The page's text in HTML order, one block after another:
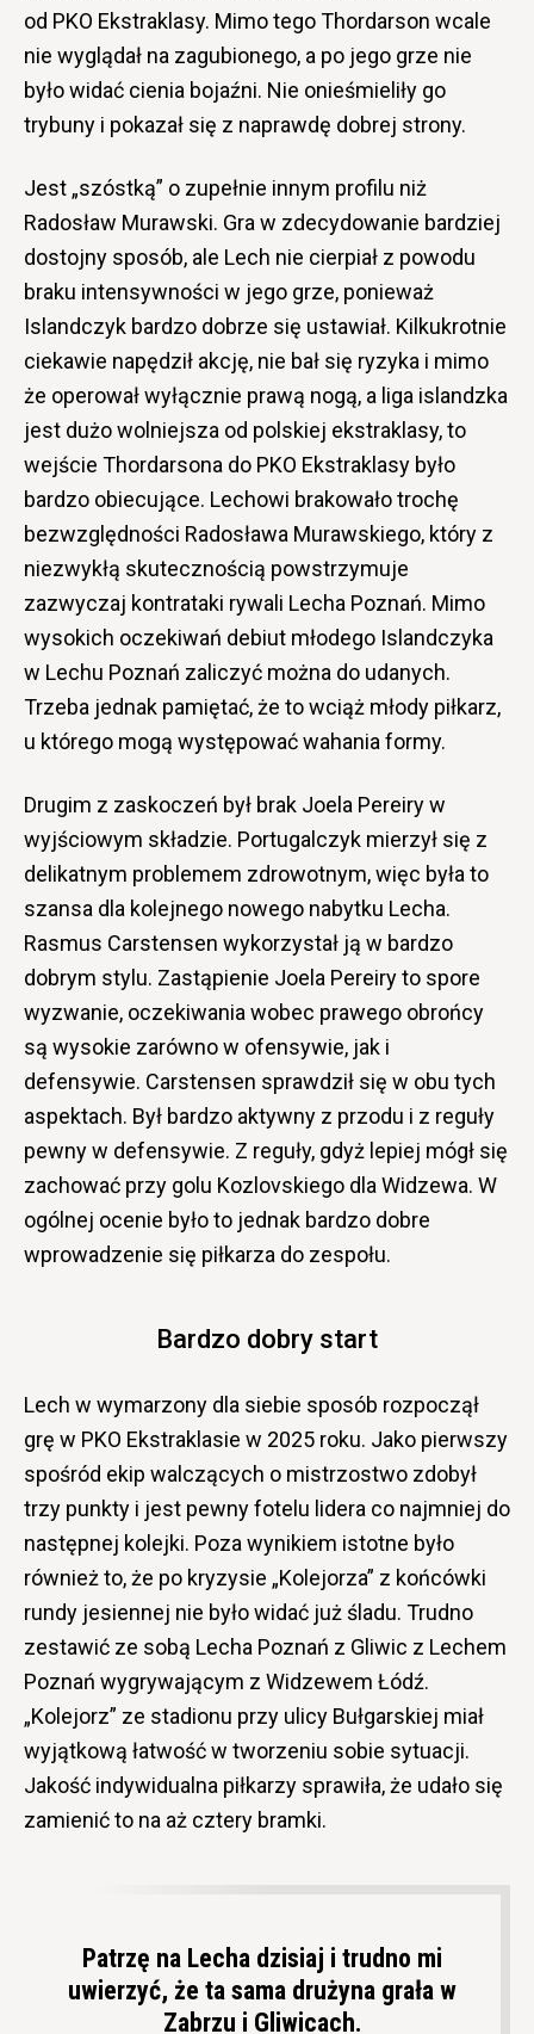
od PKO Ekstraklasy. Mimo tego Thordarson wcale
nie wyglądał na zagubionego, a po jego grze nie
było widać cienia bojaźni. Nie onieśmieliły go
trybuny i pokazał się z naprawdę dobrej strony.
Jest „szóstką” o zupełnie innym profilu niż
Radosław Murawski. Gra w zdecydowanie bardziej
dostojny sposób, ale Lech nie cierpiał z powodu
braku intensywności w jego grze, ponieważ
Islandczyk bardzo dobrze się ustawiał. Kilkukrotnie
ciekawie napędził akcję, nie bał się ryzyka i mimo
że operował wyłącznie prawą nogą, a liga islandzka
jest dużo wolniejsza od polskiej ekstraklasy, to
wejście Thordarsona do PKO Ekstraklasy było
bardzo obiecujące. Lechowi brakowało trochę
bezwzględności Radosława Murawskiego, który z
niezwykłą skutecznością powstrzymuje
zazwyczaj kontrataki rywali Lecha Poznań. Mimo
wysokich oczekiwań debiut młodego Islandczyka
w Lechu Poznań zaliczyć można do udanych.
Trzeba jednak pamiętać, że to wciąż młody piłkarz,
u którego mogą występować wahania formy.
Drugim z zaskoczeń był brak Joela Pereiry w
wyjściowym składzie. Portugalczyk mierzył się z
delikatnym problemem zdrowotnym, więc była to
szansa dla kolejnego nowego nabytku Lecha.
Rasmus Carstensen wykorzystał ją w bardzo
dobrym stylu. Zastąpienie Joela Pereiry to spore
wyzwanie, oczekiwania wobec prawego obrońcy
są wysokie zarówno w ofensywie, jak i
defensywie. Carstensen sprawdził się w obu tych
aspektach. Był bardzo aktywny z przodu i z reguły
pewny w defensywie. Z reguły, gdyż lepiej mógł się
zachować przy golu Kozlovskiego dla Widzewa. W
ogólnej ocenie było to jednak bardzo dobre
wprowadzenie się piłkarza do zespołu.
Bardzo dobry start
Lech w wymarzony dla siebie sposób rozpoczął
grę w PKO Ekstraklasie w 2025 roku. Jako pierwszy
spośród ekip walczących o mistrzostwo zdobył
trzy punkty i jest pewny fotelu lidera co najmniej do
następnej kolejki. Poza wynikiem istotne było
również to, że po kryzysie „Kolejorza” z końcówki
rundy jesiennej nie było widać już śladu. Trudno
zestawić ze sobą Lecha Poznań z Gliwic z Lechem
Poznań wygrywającym z Widzewem Łódź.
„Kolejorz” ze stadionu przy ulicy Bułgarskiej miał
wyjątkową łatwość w tworzeniu sobie sytuacji.
Jakość indywidualna piłkarzy sprawiła, że udało się
zamienić to na aż cztery bramki.
Patrzę na Lecha dzisiaj i trudno mi
uwierzyć, że ta sama drużyna grała w
Zabrzu i Gliwicach.